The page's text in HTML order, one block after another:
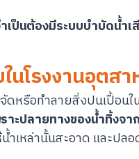
ป็นต้องมีระบบบำบัดน้ำเ
นโรงงานอุตส
ดหรือทำลายสิ่งปนเปื้อน
าะปลายทางของน้ำทิ้ง
ำเหล่านั้นสะอาด และป